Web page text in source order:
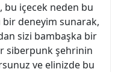
içecek neden bu
bir deneyim sunarak,
sizi bambaşka bir
siberpunk şehrinin
ve elinizde bu